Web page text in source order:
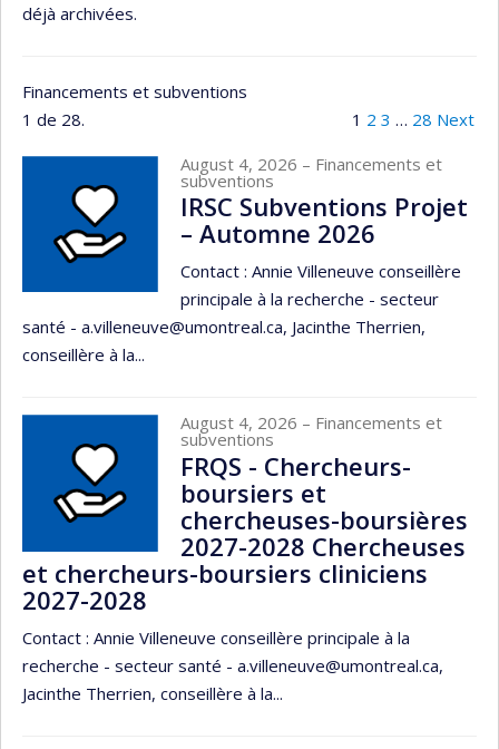
déjà archivées.
Financements et subventions
1 de 28.
1 2 3 … 28 Next
August 4, 2026 – Financements et
subventions
IRSC Subventions Projet
– Automne 2026
Contact : Annie Villeneuve conseillère
principale à la recherche - secteur
santé - a.villeneuve@umontreal.ca, Jacinthe Therrien,
conseillère à la...
August 4, 2026 – Financements et
subventions
FRQS - Chercheurs-
boursiers et
chercheuses-boursières
2027-2028 Chercheuses
et chercheurs-boursiers cliniciens
2027-2028
Contact : Annie Villeneuve conseillère principale à la
recherche - secteur santé - a.villeneuve@umontreal.ca,
Jacinthe Therrien, conseillère à la...